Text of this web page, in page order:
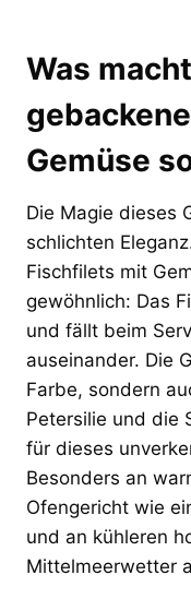
Was
Gemüse
Die Magie dieses
schlichten
Fischfilets mit
gewöhnlich: Das
und fällt beim
auseinander. Die
Farbe, sondern
Petersilie und die
für dieses
Besonders an
Ofengericht wie
und an kühleren
Mittelmeerwetter